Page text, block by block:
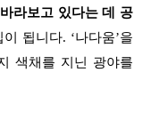
라보고 있다는 데 공
됩니다. ‘나다움’을
색채를 지닌 광야를